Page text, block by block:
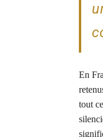
En
tout